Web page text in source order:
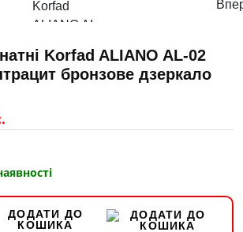
Korfad ALIANO AL-02
бронзове дзеркало
ДОДАТИ ДО
КОШИКА